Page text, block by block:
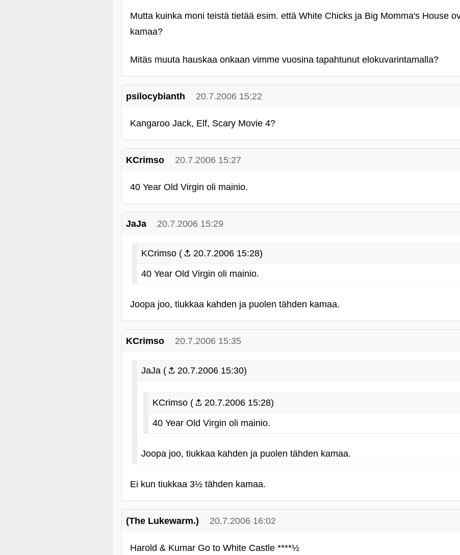
Mutta kuinka moni teistä tietää esim. että White Chicks ja Big Momma's House
kamaa?
Mitäs muuta hauskaa onkaan vimme vuosina tapahtunut elokuvarintamalla?
psilocybianth 20.7.2006 15:22
Kangaroo Jack, Elf, Scary Movie 4?
KCrimso 20.7.2006 15:27
40 Year Old Virgin oli mainio.
JaJa 20.7.2006 15:29
KCrimso (
20.7.2006 15:28)
40 Year Old Virgin oli mainio.
Joopa joo, tiukkaa kahden ja puolen tähden kamaa.
KCrimso 20.7.2006 15:35
JaJa ( 20.7.2006 15:30)
KCrimso (
20.7.2006 15:28)
40 Year Old Virgin oli mainio.
Joopa joo, tiukkaa kahden ja puolen tähden kamaa.
Ei kun tiukkaa 3½ tähden kamaa.
(The Lukewarm.) 20.7.2006 16:02
Harold & Kumar Go to White Castle ****½